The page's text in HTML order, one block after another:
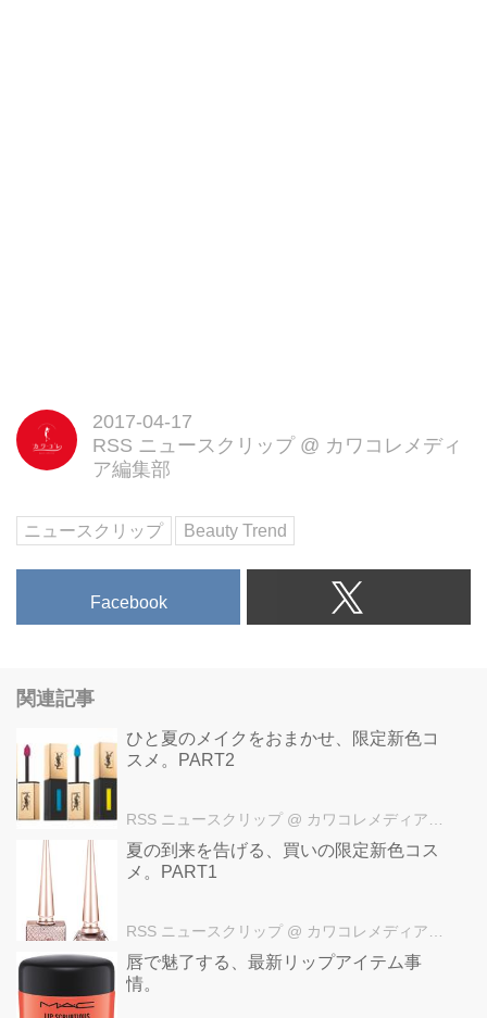
2017-04-17
RSS ニュースクリップ @ カワコレメディ
ア編集部
ニュースクリップ Beauty Trend
Facebook
関連記事
ひと夏のメイクをおまかせ、限定新色コ
スメ。PART2
RSS ニュースクリップ @ カワコレメディア編集部
夏の到来を告げる、買いの限定新色コス
メ。PART1
RSS ニュースクリップ @ カワコレメディア編集部
唇で魅了する、最新リップアイテム事
情。